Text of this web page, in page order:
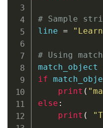
# Sample
line =
# Using
match_object
if
print (
else :
print (